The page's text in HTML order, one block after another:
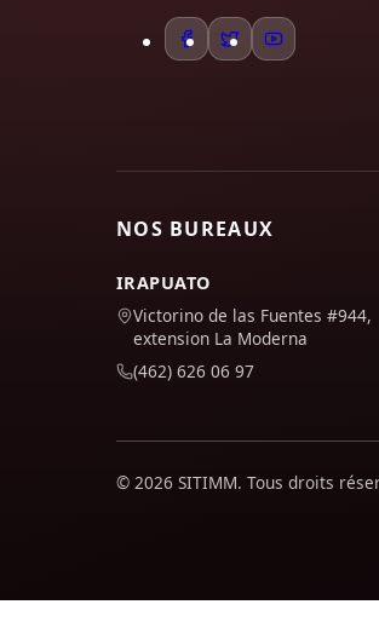
NOS BUREAUX
IRAPUATO
Victorino de las Fuentes #944,
extension La Moderna
(462) 626 06 97
© 2026 SITIMM. Tous droits